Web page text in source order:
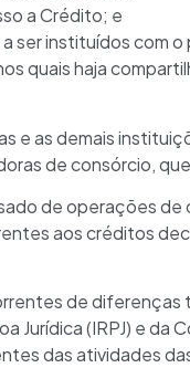
a Crédito; e
ser instituídos
quais haja
e as demais
de consórcio,
de operações
aos créditos
de
Jurídica (IRPJ) e
das atividades